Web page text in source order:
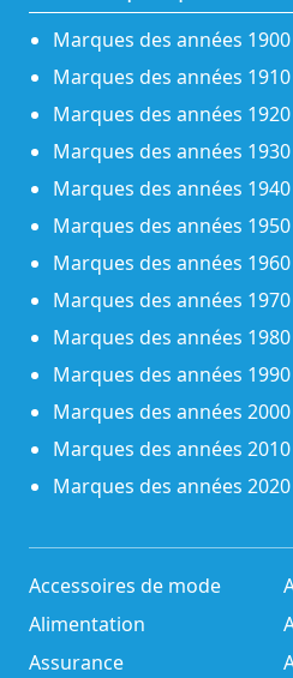
Marques des années 1900
Marques des années 1910
Marques des années 1920
Marques des années 1930
Marques des années 1940
Marques des années 1950
Marques des années 1960
Marques des années 1970
Marques des années 1980
Marques des années 1990
Marques des années 2000
Marques des années 2010
Marques des années 2020
Accessoires de mode
Alimentation
Assurance